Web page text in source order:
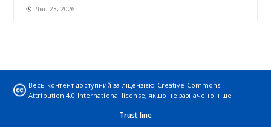
Лип 23, 2026
Весь контент доступний за ліцензією Creative Commons
Attribution 4.0 International license, якщо не зазначено інше
Trust line